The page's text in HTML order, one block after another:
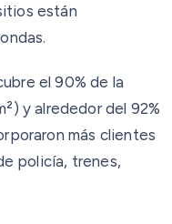
están
el 90% de la
y alrededor del 92%
más clientes
policía, trenes,